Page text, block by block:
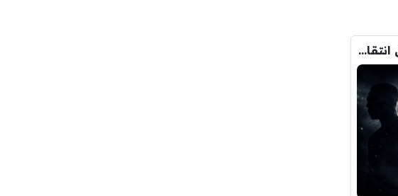
بسبب صفقة واحدة .. خيبة أمل بسوق انتقالات ريال مدريد !